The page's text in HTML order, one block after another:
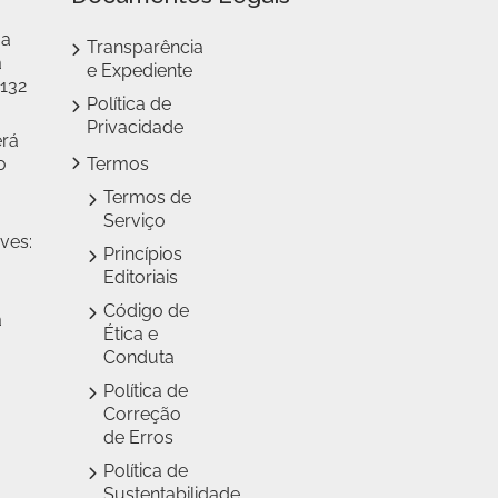
Transparência
e Expediente
Política de
Privacidade
Termos
Termos de
Serviço
Princípios
Editoriais
Código de
Ética e
Conduta
Política de
Correção
de Erros
Política de